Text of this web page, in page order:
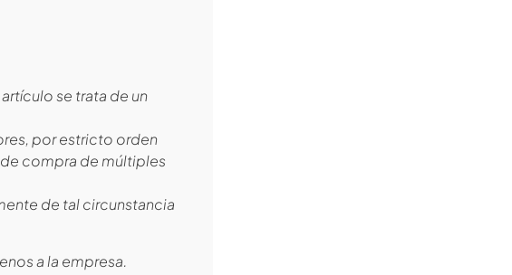
se trata de un
por estricto orden
compra de múltiples
de tal circunstancia
a la empresa.